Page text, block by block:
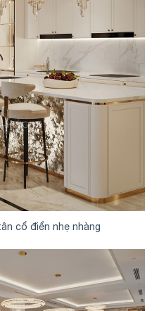
cổ điển nhẹ nhàng